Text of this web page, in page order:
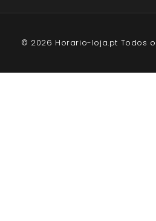
© 2026 Horario-loja.pt Todos